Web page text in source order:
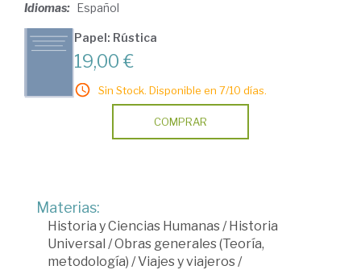
Idiomas:
Español
Papel: Rústica
19,00 €
Sin Stock. Disponible en 7/10 días.
COMPRAR
Materias:
Historia y Ciencias Humanas/ Historia
Universal /Obras generales (Teoría,
metodología) /Viajes y viajeros/